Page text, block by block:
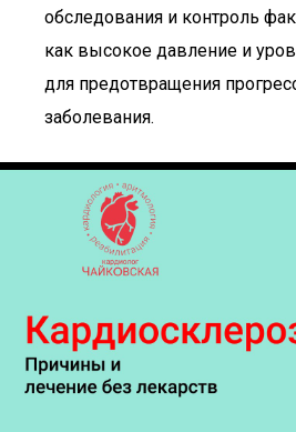
обследования и контроль
как высокое давление и
для предотвращения
заболевания.